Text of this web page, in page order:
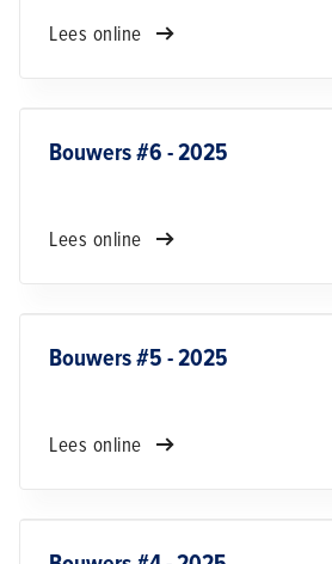
Lees online
Bouwers #6 - 2025
Lees online
Bouwers #5 - 2025
Lees online